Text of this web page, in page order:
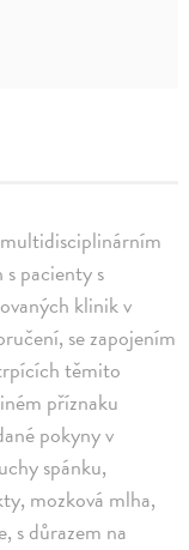
pacienty s
klinik v
se zapojením
těmito
příznaku
pokyny v
spánku,
mozková mlha,
s důrazem na